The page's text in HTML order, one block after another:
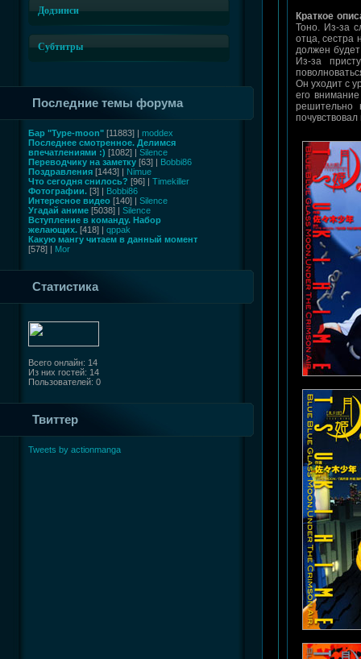
Додзинси
Субтитры
Последние темы форума
Бар "Type-moon" [11883] | moddex
Последнее смотренное. Делимся
впечатлениями :) [1082] | Silence
Переводчику на заметку [63] | Bobbi86
Поздравления [1443] | Nimue
Что сегодня снилось? [96] | Timekiller
Фотографии. [3] | Bobbi86
Интересное видео [140] | Silence
Угадай аниме [5038] | Silence
Вступление в команду. Набор
желающих. [418] | qppak
Какую мангу читаем в данный момент
[578] | Mor
Статистика
Всего онлайн: 14
Из них гостей: 14
Пользователей: 0
Твиттер
Tweets by actionmanga
Краткое
Тоно. Из-за
отца, сестра
должен
Из-за
Он уходит с
его
решительно